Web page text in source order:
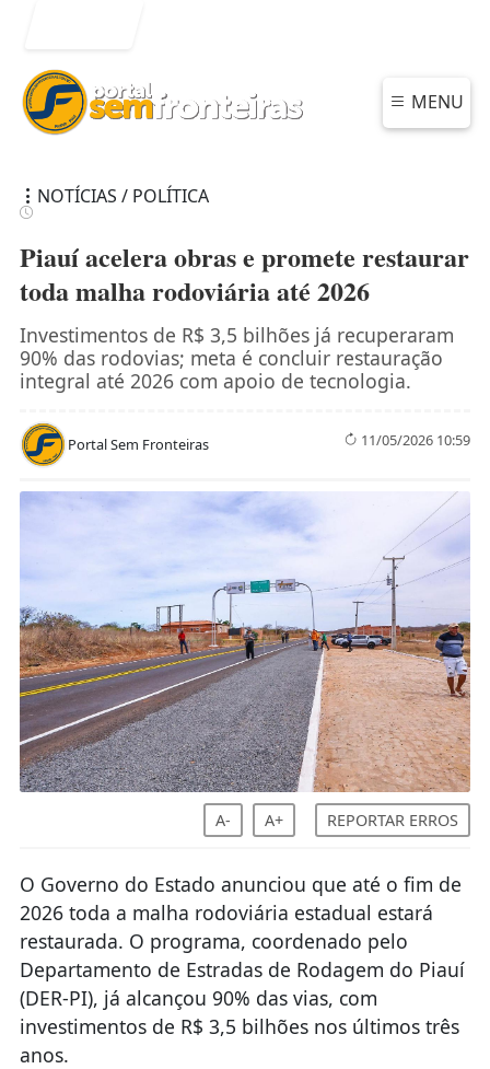
MENU
NOTÍCIAS / POLÍTICA
Piauí acelera obras e promete restaurar
toda malha rodoviária até 2026
Investimentos de R$ 3,5 bilhões já recuperaram
90% das rodovias; meta é concluir restauração
integral até 2026 com apoio de tecnologia.
Portal Sem Fronteiras 11/05/2026 10:59
A- A+ REPORTAR ERROS
O Governo do Estado anunciou que até o fim de
2026 toda a malha rodoviária estadual estará
restaurada. O programa, coordenado pelo
Departamento de Estradas de Rodagem do Piauí
(DER-PI), já alcançou 90% das vias, com
investimentos de R$ 3,5 bilhões nos últimos três
anos.